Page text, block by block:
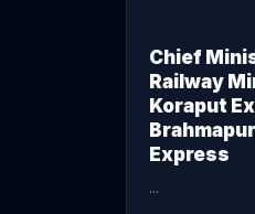
Chief
Railway
Koraput
Express
...